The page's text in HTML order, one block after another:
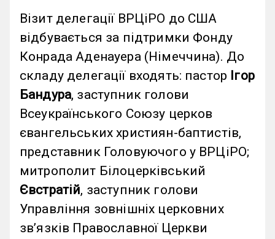
Візит делегації ВРЦіРО до США
відбувається за підтримки Фонду
Конрада Аденауера (Німеччина). До
складу делегації входять: пастор Ігор
Бандура, заступник голови
Всеукраїнського Союзу церков
євангельських християн-баптистів,
представник Головуючого у ВРЦіРО;
митрополит Білоцерківський
Євстратій, заступник голови
Управління зовнішніх церковних
звʼязків Православної Церкви